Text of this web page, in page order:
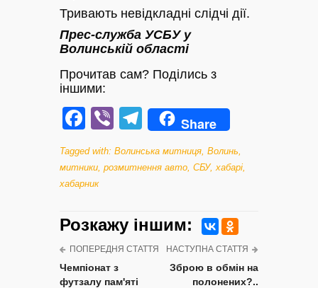
Тривають невідкладні слідчі дії.
Прес-служба УСБУ у
Волинській області
Прочитав сам? Поділись з
іншими:
Facebook
ViberTelegram
Share
Tagged with: Волинська митниця Волинь
митники розмитнення авто СБУ, хабарі
хабарник
Розкажу iншим:
ПОПЕРЕДНЯ СТАТТЯ
Чемпіонат з
футзалу пам'яті
НАСТУПНА СТАТТЯ
Зброю в обмін на
полонених?..